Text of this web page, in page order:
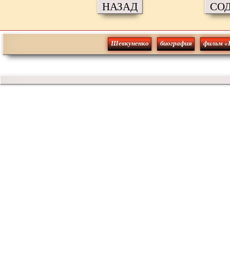
НАЗАД
Шевкуненко биография фильм